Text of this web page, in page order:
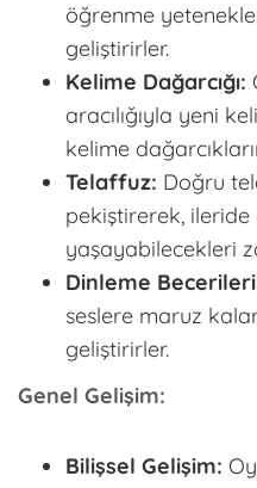
öğrenme
geliştirirler.
Kelime Dağarcığı:
aracılığıyla yeni
kelime
Telaffuz: Doğru
pekiştirerek,
yaşayabilecekleri
Dinleme
seslere maruz
geliştirirler.
Genel Gelişim:
Bilişsel Gelişim: